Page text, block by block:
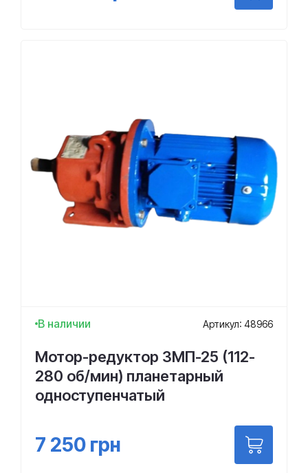
В наличии Артикул: 48966
Мотор-редуктор 3МП-25 (112-
280 об/мин) планетарный
одноступенчатый
7 250 грн